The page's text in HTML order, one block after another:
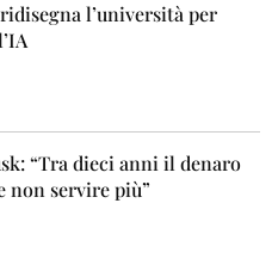
l’università per
“Tra dieci anni il denaro
non servire più”